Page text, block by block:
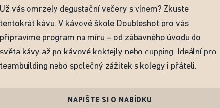
Už vás omrzely degustační večery s vínem? Zkuste
tentokrát kávu. V kávové škole Doubleshot pro vás
připravíme program na míru – od zábavného úvodu do
světa kávy až po kávové koktejly nebo cupping. Ideální pro
teambuilding nebo společný zážitek s kolegy i přáteli.
NAPIŠTE SI O NABÍDKU